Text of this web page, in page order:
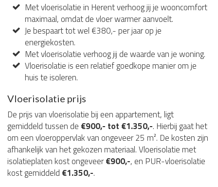
Met vloerisolatie in Herent verhoog jij je wooncomfort
maximaal, omdat de vloer warmer aanvoelt.
Je bespaart tot wel €380,- per jaar op je
energiekosten.
Met vloerisolatie verhoog jij de waarde van je woning.
Vloerisolatie is een relatief goedkope manier om je
huis te isoleren.
Vloerisolatie prijs
De prijs van vloerisolatie bij een appartement, ligt
gemiddeld tussen de €900,- tot €1.350,-. Hierbij gaat het
om een vloeroppervlak van ongeveer 25 m². De kosten zijn
afhankelijk van het gekozen materiaal. Vloerisolatie met
isolatieplaten kost ongeveer€900,-, en PUR-vloerisolatie
kost gemiddeld €1.350,-.